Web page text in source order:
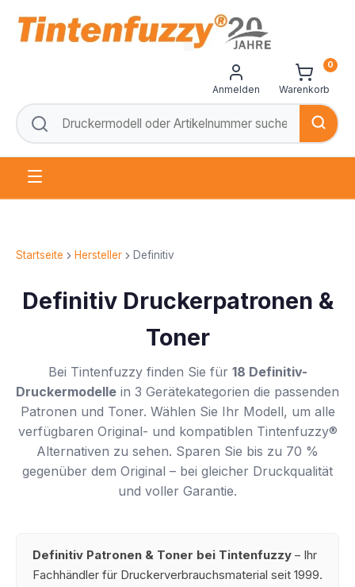
Anmelden Warenkorb
0
Startseite Hersteller Definitiv
Definitiv Druckerpatronen &
Toner
Bei Tintenfuzzy finden Sie für 18 Definitiv-
Druckermodelle in 3 Gerätekategorien die passenden
Patronen und Toner. Wählen Sie Ihr Modell, um alle
verfügbaren Original- und kompatiblen Tintenfuzzy®
Alternativen zu sehen. Sparen Sie bis zu 70 %
gegenüber dem Original – bei gleicher Druckqualität
und voller Garantie.
Definitiv Patronen & Toner bei Tintenfuzzy – Ihr
Fachhändler für Druckerverbrauchsmaterial seit 1999.